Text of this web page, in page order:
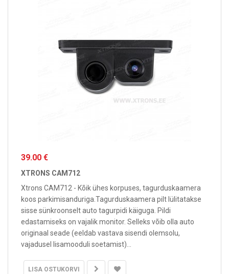
39.00 €
XTRONS CAM712
Xtrons CAM712 - Kõik ühes korpuses, tagurduskaamera
koos parkimisanduriga.Tagurduskaamera pilt lülitatakse
sisse sünkroonselt auto tagurpidi käiguga. Pildi
edastamiseks on vajalik monitor. Selleks võib olla auto
originaal seade (eeldab vastava sisendi olemsolu,
vajadusel lisamooduli soetamist)...
LISA OSTUKORVI